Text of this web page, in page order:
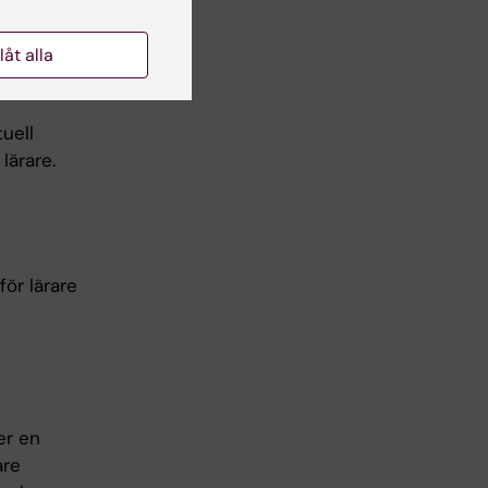
lärare
en
alla